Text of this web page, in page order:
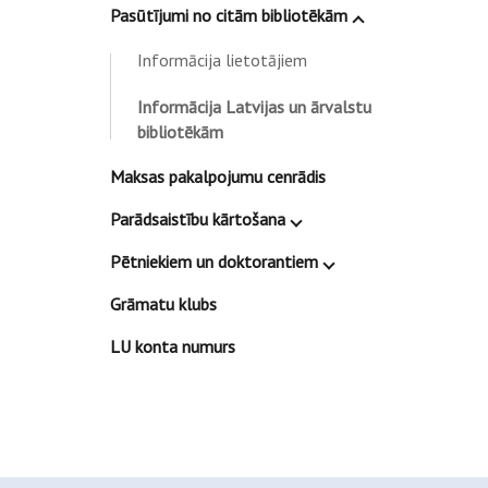
Pasūtījumi no citām bibliotēkām
Informācija lietotājiem
Informācija Latvijas un ārvalstu
bibliotēkām
Maksas pakalpojumu cenrādis
Parādsaistību kārtošana
Pētniekiem un doktorantiem
Grāmatu klubs
LU konta numurs